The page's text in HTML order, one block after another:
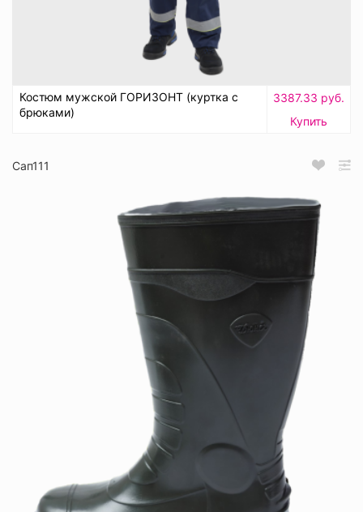
Костюм мужской ГОРИЗОНТ (куртка с
брюками)
3387.33 руб.
Купить
Сап111